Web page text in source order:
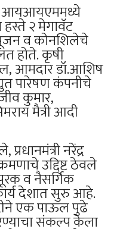
आयआयएममध्ये
हस्ते २ मेगावॅट
व कोनशिलेचे
होते. कृषी
आमदार डॉ.आशिष
पारेषण कंपनीचे
कुमार,
मैत्री आदी
नरेंद्र
उद्दिष्ट ठेवले
व नैसर्गिक
कार्य देशात सुरु आहे.
एक पाऊल पुढे
संकल्प केला